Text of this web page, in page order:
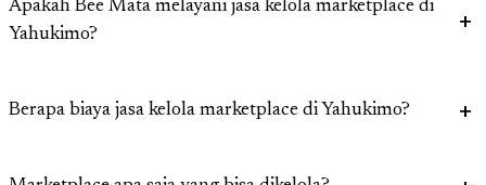
Apakah Bee Mata melayani jasa kelola marketplace di
Yahukimo?
Berapa biaya jasa kelola marketplace di Yahukimo?